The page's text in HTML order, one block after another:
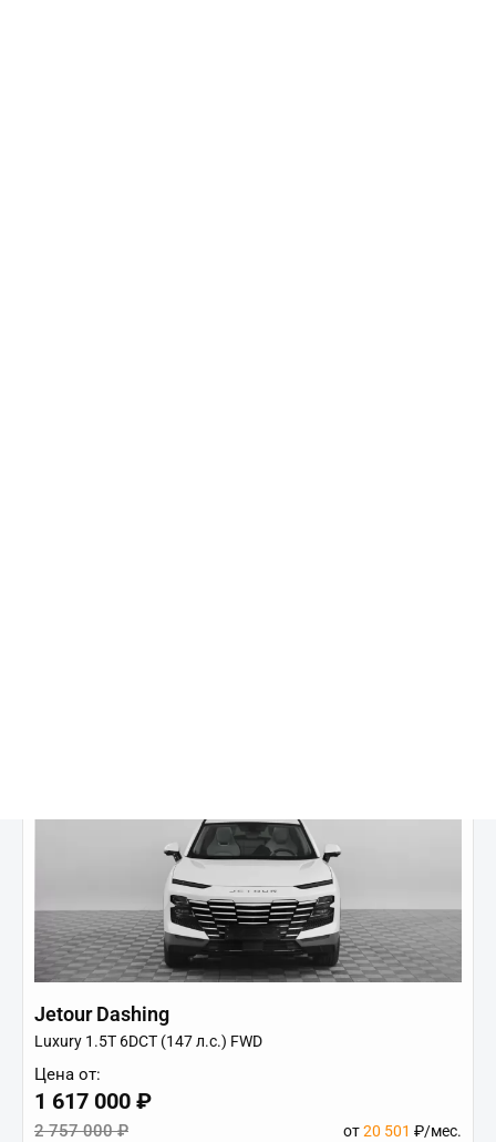
Jetour Dashing
Luxury 1.5T 6DCT (147 л.с.) FWD
Цена от:
1 617 000 ₽
2 757 000 ₽ от20 501 ₽/мес.